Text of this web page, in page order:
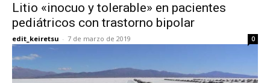
Litio «inocuo y tolerable» en pacientes
pediátricos con trastorno bipolar
edit_keiretsu - 7 de marzo de 2019 0